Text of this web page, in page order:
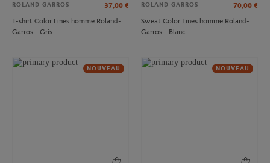
ROLAND GARROS 37,00 €
T-shirt Color Lines homme Roland-
Garros - Gris
ROLAND GARROS 70,00 €
Sweat Color Lines homme Roland-
Garros - Blanc
NOUVEAU NOUVEAU